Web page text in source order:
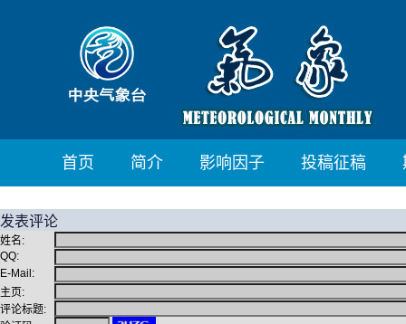
首页 简介 影响因子 投稿征稿
发表评论
姓名:
QQ:
E-Mail:
主页:
评论标题: